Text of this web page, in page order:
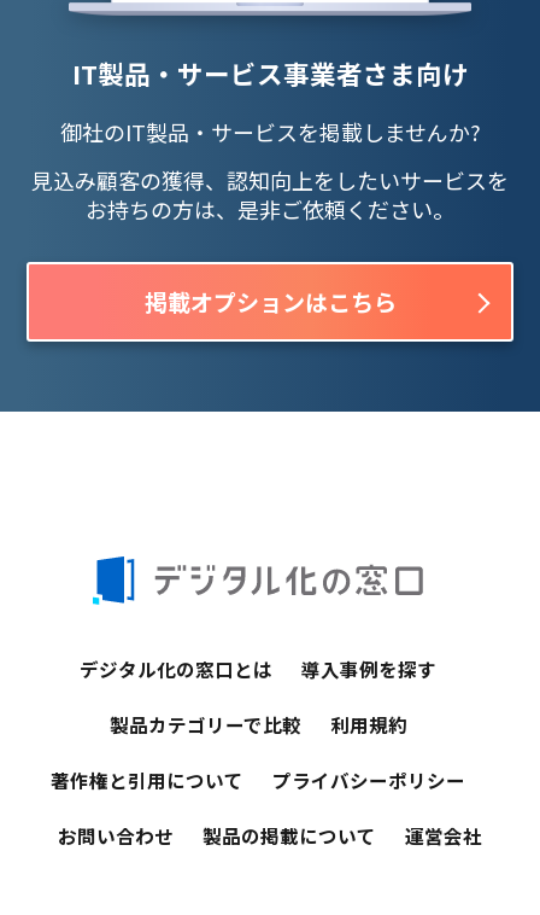
IT製品・サービス事業者さま向け
御社のIT製品・サービスを掲載しませんか?
見込み顧客の獲得、認知向上をしたいサービスを
お持ちの方は、是非ご依頼ください。
掲載オプションはこちら
デジタル化の窓口とは 導入事例を探す
製品カテゴリーで比較 利用規約
著作権と引用について プライバシーポリシー
お問い合わせ 製品の掲載について 運営会社